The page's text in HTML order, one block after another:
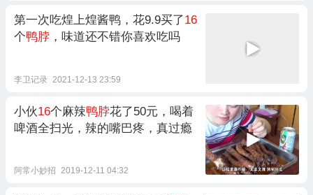
第一次吃煌上煌酱鸭，花9.9买了16
个鸭脖 ，味道还不错你喜欢吃吗
李卫记录 2021-12-13 23:59
小伙16个麻辣鸭脖花了50元，喝着
啤酒全扫光，辣的嘴巴疼，真过瘾
阿常小妙招 2019-12-11 04:32